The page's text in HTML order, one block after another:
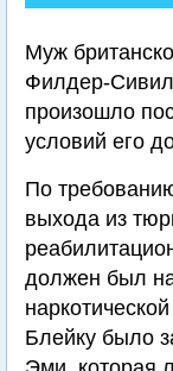
Муж
Филдер-
произошло
условий его
По
выхода из
должен был
Блейку было